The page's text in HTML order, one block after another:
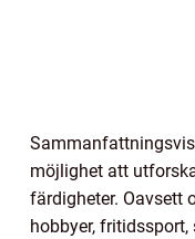
möjlighet att
färdigheter. Oavsett
hobbyer,